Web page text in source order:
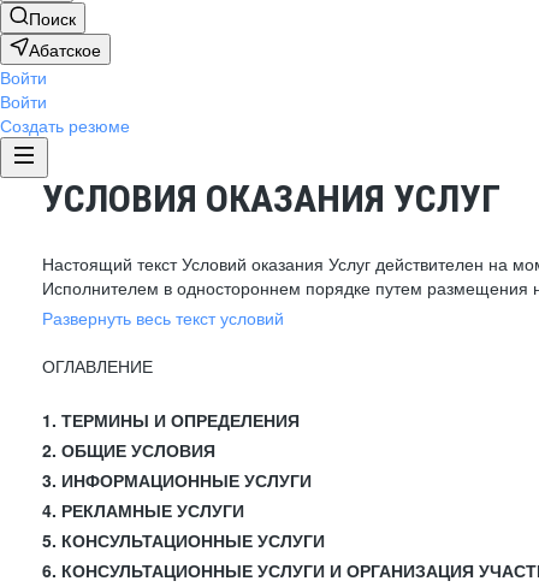
Поиск
Абатское
Войти
Войти
Создать резюме
УСЛОВИЯ ОКАЗАНИЯ УСЛУГ
Настоящий текст Условий оказания Услуг действителен на
Исполнителем в одностороннем порядке путем размещения
Развернуть весь текст условий
ОГЛАВЛЕНИЕ
1. ТЕРМИНЫ И ОПРЕДЕЛЕНИЯ
2. ОБЩИЕ УСЛОВИЯ
3. ИНФОРМАЦИОННЫЕ УСЛУГИ
4. РЕКЛАМНЫЕ УСЛУГИ
5. КОНСУЛЬТАЦИОННЫЕ УСЛУГИ
6. КОНСУЛЬТАЦИОННЫЕ УСЛУГИ И ОРГАНИЗАЦИЯ